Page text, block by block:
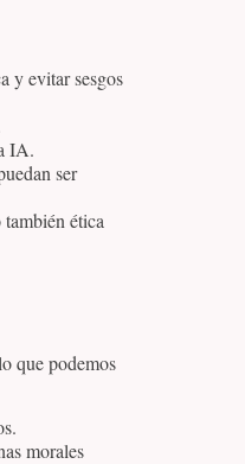
y evitar sesgos
IA.
ser
ética
que podemos
morales